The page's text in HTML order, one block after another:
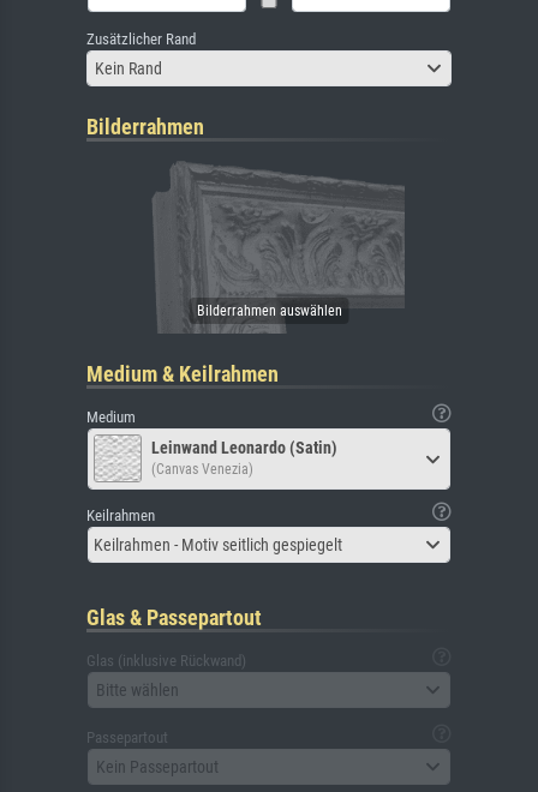
Zusätzlicher Rand
Kein Rand
Bilderrahmen
Medium & Keilrahmen
Medium
Leinwand Leonardo (Satin)
(Canvas Venezia)
Keilrahmen
Keilrahmen - Motiv seitlich gespiegelt
Glas & Passepartout
Glas (inklusive Rückwand)
Bitte wählen
Passepartout
Kein Passepartout